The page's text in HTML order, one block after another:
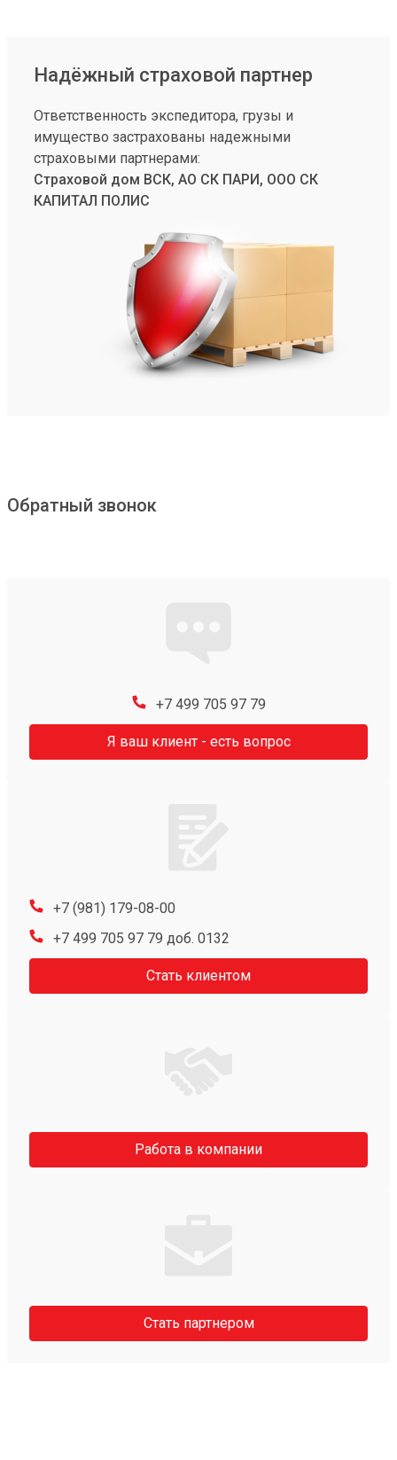
Надёжный страховой партнер
Ответственность экспедитора, грузы и
имущество застрахованы надежными
страховыми партнерами:
Страховой дом ВСК, АО СК ПАРИ, ООО СК
КАПИТАЛ ПОЛИС
Обратный звонок
+7 499 705 97 79
Я ваш клиент - есть вопрос
+7 (981) 179-08-00
+7 499 705 97 79 доб. 0132
Стать клиентом
Работа в компании
Стать партнером